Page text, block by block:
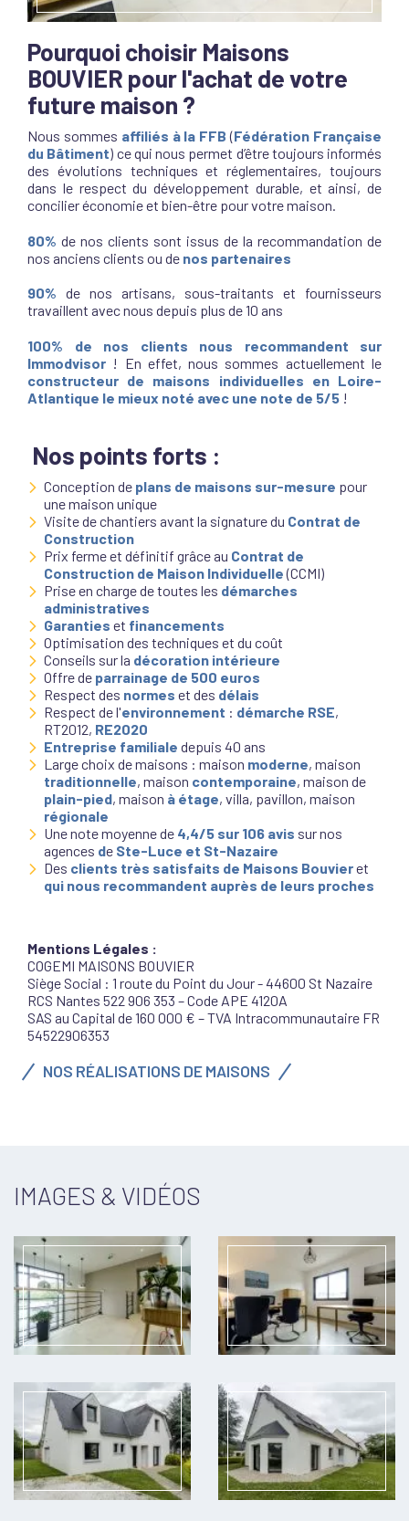
Pourquoi choisir Maisons
BOUVIER pour l'achat de votre
future maison ?
Nous sommes affiliés à la FFB (Fédération Française
du Bâtiment) ce qui nous permet d’être toujours informés
des évolutions techniques et réglementaires, toujours
dans le respect du développement durable, et ainsi, de
concilier économie et bien-être pour votre maison.
80% de nos clients sont issus de la recommandation de
nos anciens clients ou de nos partenaires
90% de nos artisans, sous-traitants et fournisseurs
travaillent avec nous depuis plus de 10 ans
100% de nos clients nous recommandent sur
Immodvisor ! En effet, nous sommes actuellement le
constructeur de maisons individuelles en Loire-
Atlantique le mieux noté avec une note de 5/5 !
Nos points forts :
Conception de plans de maisons sur-mesure pour
une maison unique
Visite de chantiers avant la signature du Contrat de
Construction
Prix ferme et définitif grâce au Contrat de
Construction de Maison Individuelle(CCMI)
Prise en charge de toutes les démarches
administratives
Garanties et financements
Optimisation des techniques et du coût
Conseils sur la décoration intérieure
Offre de parrainage de 500 euros
Respect des normes et des délais
Respect de l'environnement : démarche RSE,
RT2012, RE2020
Entreprise familiale depuis 40 ans
Large choix de maisons : maison moderne, maison
traditionnelle, maison contemporaine, maison de
plain-pied, maison à étage, villa, pavillon, maison
régionale
Une note moyenne de 4,4/5 sur 106 avis sur nos
agences de Ste-Luce et St-Nazaire
Des clients très satisfaits de Maisons Bouvieret
qui nous recommandent auprès de leurs proches
Mentions Légales :
COGEMI MAISONS BOUVIER
Siège Social : 1 route du Point du Jour - 44600 St Nazaire
RCS Nantes 522 906 353 – Code APE 4120A
SAS au Capital de 160 000 € – TVA Intracommunautaire FR
54522906353
NOS RÉALISATIONS DE MAISONS
IMAGES & VIDÉOS